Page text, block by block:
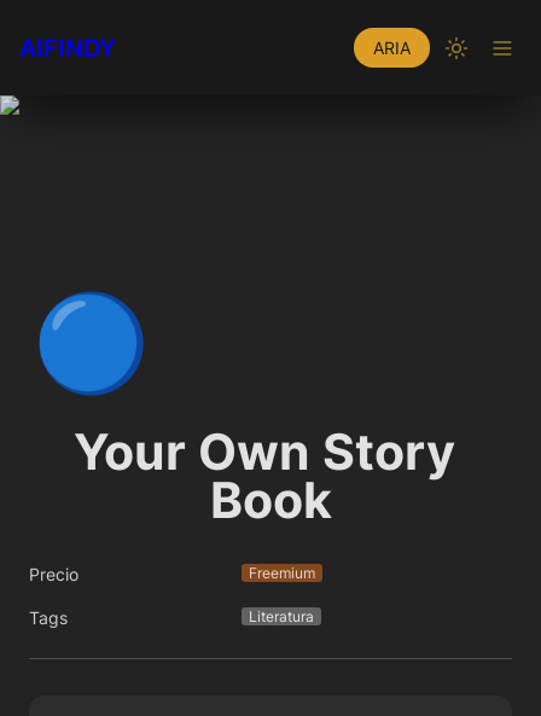
AIFINDY ARIA
🔵
Your Own Story
Book
Precio Freemium
Tags Literatura